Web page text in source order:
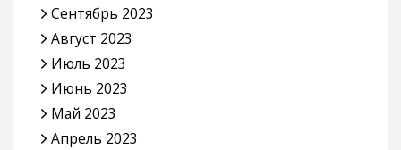
Сентябрь 2023
Август 2023
Июль 2023
Июнь 2023
Май 2023
Апрель 2023